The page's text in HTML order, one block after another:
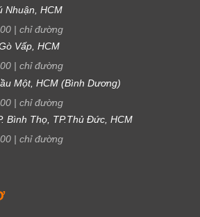
Nhuận, HCM
| chỉ đường
Vấp, HCM
| chỉ đường
Một, HCM (Bình Dương)
| chỉ đường
Bình Thọ, TP.Thủ Đức, HCM
| chỉ đường